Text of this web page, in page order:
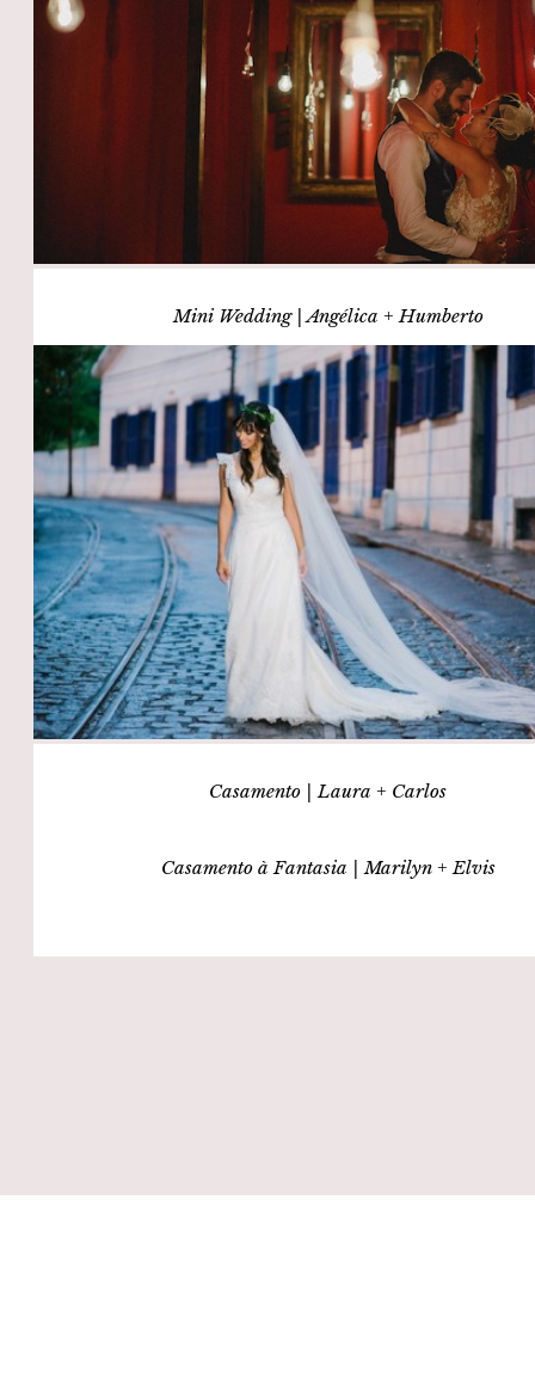
Mini Wedding | Angélica + Humberto
Casamento | Laura + Carlos
Casamento à Fantasia | Marilyn + Elvis